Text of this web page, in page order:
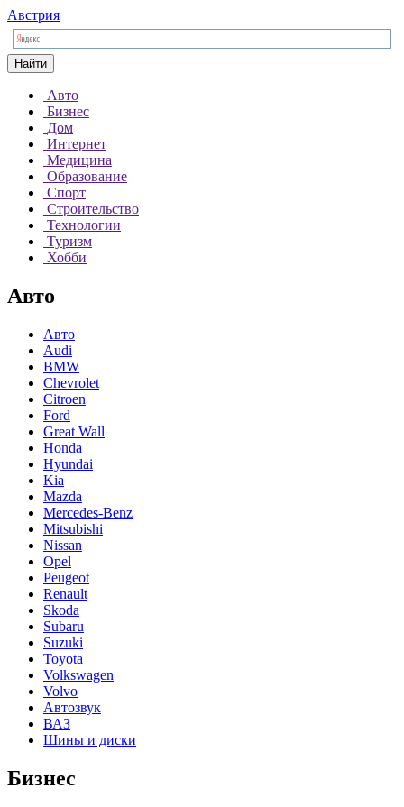
Австрия
Найти
Авто
Бизнес
Дом
Интернет
Медицина
Образование
Спорт
Строительство
Технологии
Туризм
Хобби
Авто
Авто
Audi
BMW
Chevrolet
Citroen
Ford
Great Wall
Honda
Hyundai
Kia
Mazda
Mercedes-Benz
Mitsubishi
Nissan
Opel
Peugeot
Renault
Skoda
Subaru
Suzuki
Toyota
Volkswagen
Volvo
Автозвук
ВАЗ
Шины и диски
Бизнес